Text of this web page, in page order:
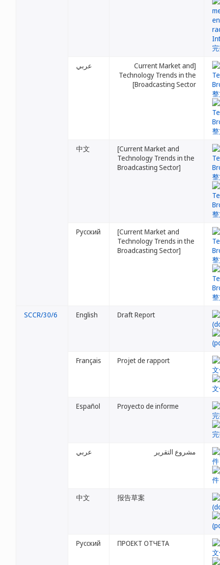
عربي
[Current Market and
Technology Trends in the
Broadcasting Sector]
中文
[Current Market and
Technology Trends in the
Broadcasting Sector]
Русский
[Current Market and
Technology Trends in the
Broadcasting Sector]
SCCR/30/6 English Draft Report
Français Projet de rapport
Español Proyecto de informe
عربي مشروع التقرير
中文 报告草案
Русский ПРОЕКТ ОТЧЕТА